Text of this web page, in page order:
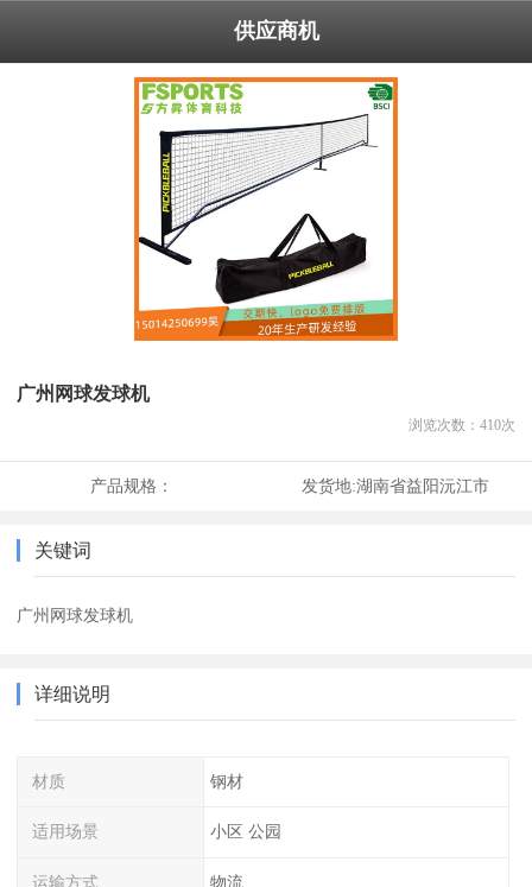
供应商机
广州网球发球机
浏览次数： 410次
产品规格： 发货地:湖南省益阳沅江市
关键词
广州网球发球机
详细说明
材质 钢材
适用场景 小区 公园
运输方式 物流